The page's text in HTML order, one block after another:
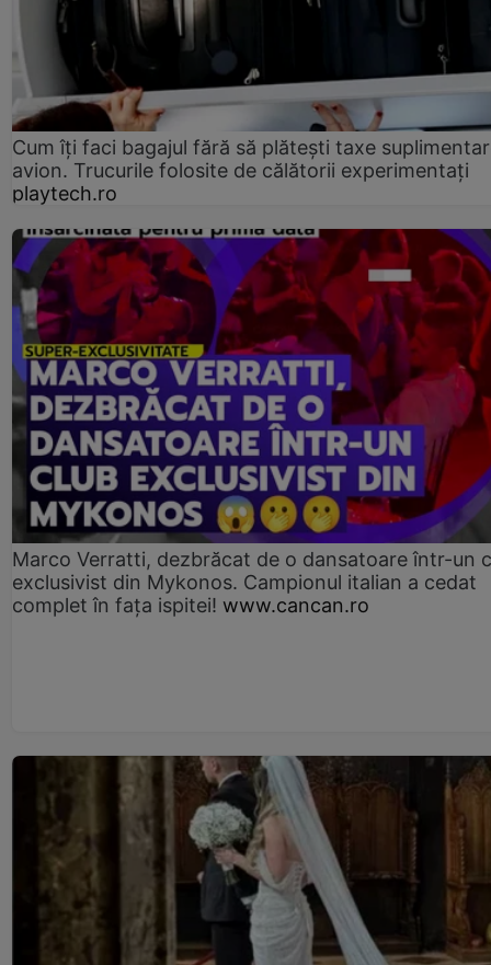
Cum îți faci bagajul fără să plătești taxe
avion. Trucurile folosite de călătorii experimentați
playtech.ro
Marco Verratti, dezbrăcat de o dansatoare într-un
exclusivist din Mykonos. Campionul italian a cedat
complet în fața ispitei! www.cancan.ro